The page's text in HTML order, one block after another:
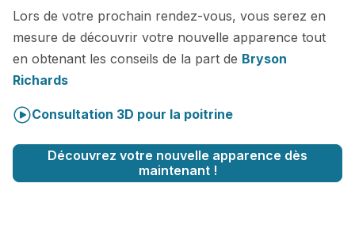
Lors de votre prochain rendez-vous, vous serez en
mesure de découvrir votre nouvelle apparence tout
en obtenant les conseils de la part de Bryson
Richards
Consultation 3D pour la poitrine
Découvrez votre nouvelle apparence dès
maintenant !